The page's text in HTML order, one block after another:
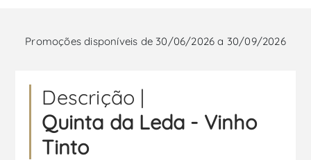
Promoções disponíveis de 30/06/2026 a 30/09/2026
Descrição |
Quinta da Leda - Vinho
Tinto